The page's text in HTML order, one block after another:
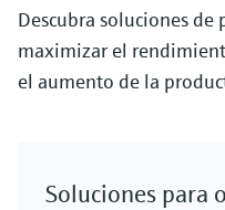
Descubra soluciones de
maximizar el
el aumento de la
Soluciones para